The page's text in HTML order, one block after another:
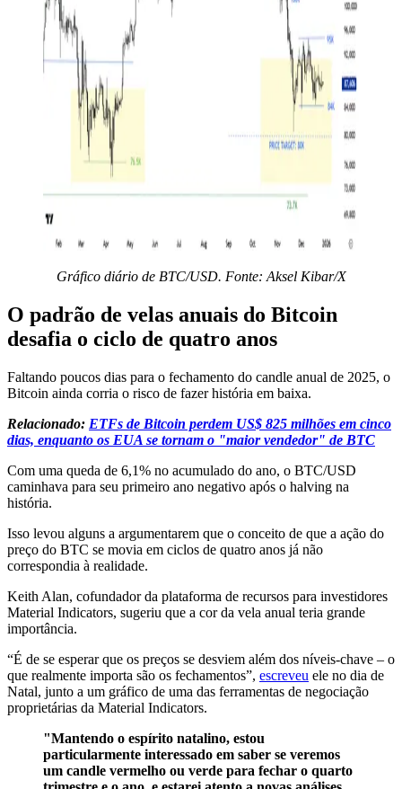
Gráfico diário de BTC/USD. Fonte: Aksel Kibar/X
O padrão de velas anuais do Bitcoin
desafia o ciclo de quatro anos
Faltando poucos dias para o fechamento do candle anual de 2025, o
Bitcoin ainda corria o risco de fazer história em baixa.
Relacionado: ETFs de Bitcoin perdem US$ 825 milhões em cinco
dias, enquanto os EUA se tornam o "maior vendedor" de BTC
Com uma queda de 6,1% no acumulado do ano, o BTC/USD
caminhava para seu primeiro ano negativo após o halving na
história.
Isso levou alguns a argumentarem que o conceito de que a ação do
preço do BTC se movia em ciclos de quatro anos já não
correspondia à realidade.
Keith Alan, cofundador da plataforma de recursos para investidores
Material Indicators, sugeriu que a cor da vela anual teria grande
importância.
“É de se esperar que os preços se desviem além dos níveis-chave – o
que realmente importa são os fechamentos”, escreveu ele no dia de
Natal, junto a um gráfico de uma das ferramentas de negociação
proprietárias da Material Indicators.
"Mantendo o espírito natalino, estou
particularmente interessado em saber se veremos
um candle vermelho ou verde para fechar o quarto